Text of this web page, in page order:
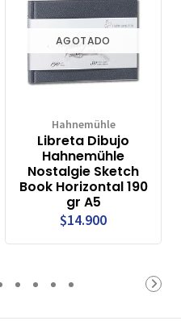
AGOTADO
Hahnemühle
Libreta Dibujo
Hahnemühle
Nostalgie Sketch
Book Horizontal 190
gr A5
$14.900